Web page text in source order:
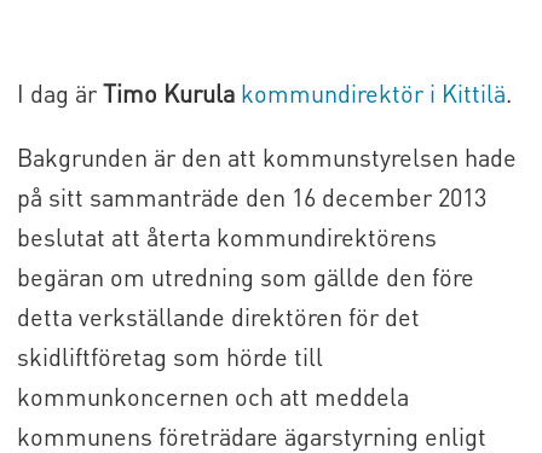
I dag ärTimo Kurula kommundirektör i Kittilä.
Bakgrunden är den att kommunstyrelsen hade
på sitt sammanträde den 16 december 2013
beslutat att återta kommundirektörens
begäran om utredning som gällde den före
detta verkställande direktören för det
skidliftföretag som hörde till
kommunkoncernen och att meddela
kommunens företrädare ägarstyrning enligt